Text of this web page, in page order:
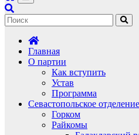
Главная
О партии
Как вступить
Устав
Программа
Севастопольское отделение
Горком
Райкомы